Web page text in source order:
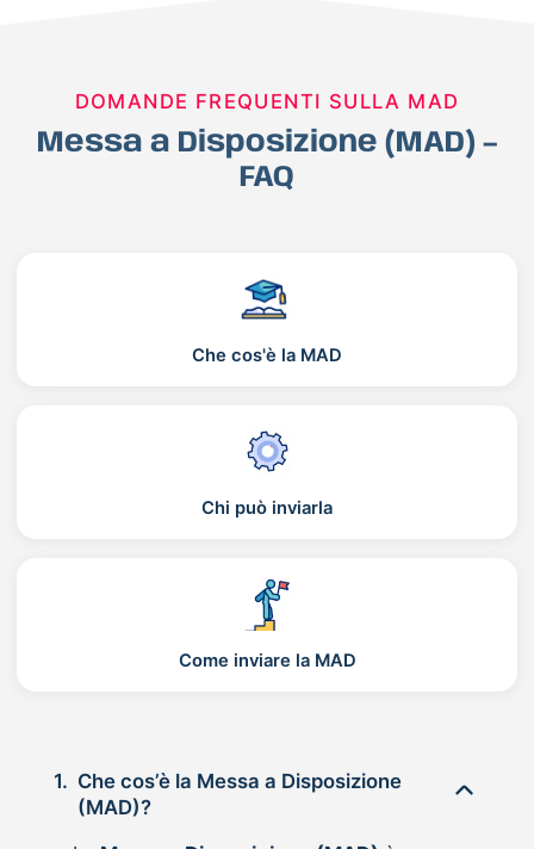
DOMANDE FREQUENTI SULLA MAD
Messa a Disposizione (MAD) –
FAQ
Che cos'è la MAD
Chi può inviarla
Come inviare la MAD
1. Che cos’è la Messa a Disposizione
(MAD)?